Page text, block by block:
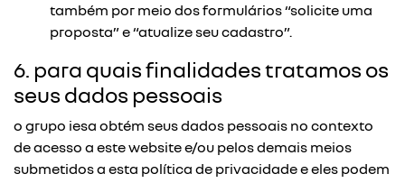
também por meio dos formulários “solicite uma
proposta” e “atualize seu cadastro”.
6. para quais finalidades tratamos os
seus dados pessoais
o grupo iesa obtém seus dados pessoais no contexto
de acesso a este website e/ou pelos demais meios
submetidos a esta política de privacidade e eles podem